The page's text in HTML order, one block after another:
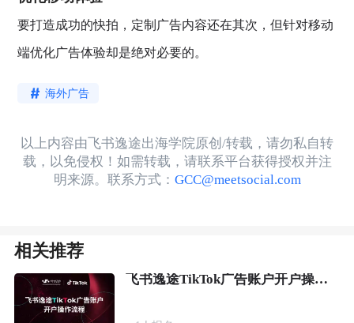
要打造成功的快拍，定制广告内容还在其次，但针对移动
端优化广告体验却是绝对必要的。
海外广告
以上内容由飞书逸途出海学院原创/转载，请勿私自转
载，以免侵权！如需转载，请联系平台获得授权并注
明来源。联系方式： GCC@meetsocial.com
相关推荐
飞书逸途TikTok广告账户开户操作流程